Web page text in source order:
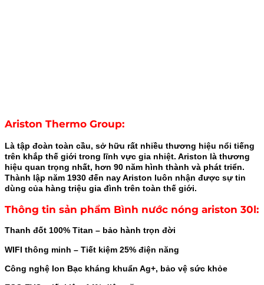
Ariston Thermo Group:
Là tập đoàn toàn cầu, sở hữu rất nhiều thương hiệu nổi tiếng
trên khắp thế giới trong lĩnh vực gia nhiệt. Ariston là thương
hiệu quan trọng nhất, hơn 90 năm hình thành và phát triển.
Thành lập năm 1930 đến nay Ariston luôn nhận được sự tin
dùng của hàng triệu gia đình trên toàn thế giới.
Thông tin sản phẩm Bình nước nóng ariston 30l:
Thanh đốt 100% Titan – bảo hành trọn đời
WIFI thông minh – Tiết kiệm 25% điện năng
Công nghệ Ion Bạc kháng khuẩn Ag+, bảo vệ sức khỏe